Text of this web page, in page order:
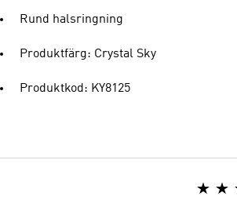
Rund halsringning
Produktfärg: Crystal Sky
Produktkod: KY8125